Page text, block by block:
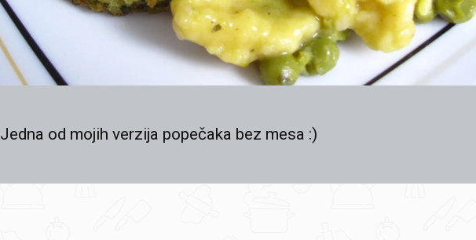
Jedna od mojih verzija popečaka bez mesa :)